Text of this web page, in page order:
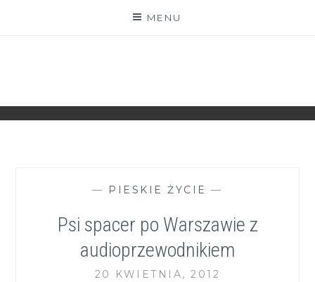
MENU
— PIESKIE ŻYCIE —
Psi spacer po Warszawie z
audioprzewodnikiem
20 KWIETNIA, 2012